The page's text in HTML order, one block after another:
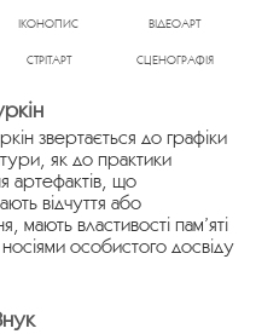
ІКОНОПИС ВІДЕОАРТ
СТРІТАРТ СЦЕНОГРАФІЯ
звертається до графіки
як до практики
артефактів, що
відчуття або
мають властивості пам’яті
особистого досвіду